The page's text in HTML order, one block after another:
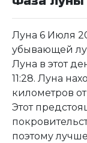
Луна 6 Июля
убывающей
Луна в этот
11:28. Луна
километров
Этот
поэтому